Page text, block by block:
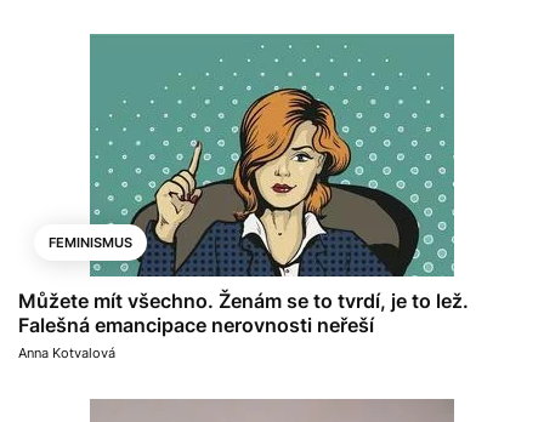
FEMINISMUS
Můžete mít všechno. Ženám se to tvrdí, je to lež.
Falešná emancipace nerovnosti neřeší
Anna Kotvalová